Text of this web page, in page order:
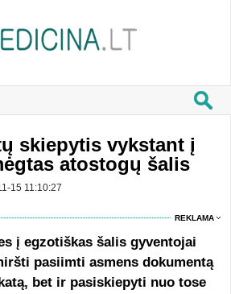
skiepytis vykstant į
atostogų šalis
15 11:10:27
REKLAMA
į egzotiškas šalis gyventojai
pasiimti asmens dokumentą
bet ir pasiskiepyti nuo tose